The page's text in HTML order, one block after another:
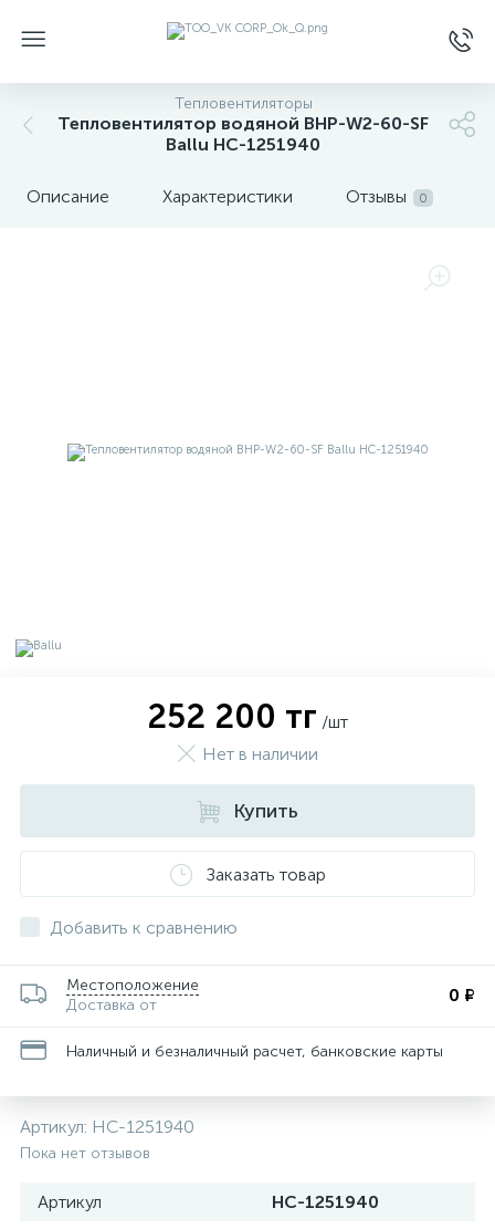
Тепловентиляторы
Тепловентилятор водяной BHP-W2-60-SF
Ballu НС-1251940
Описание Характеристики Отзывы 0
252 200 тг /шт
Нет в наличии
Купить
Заказать товар
Добавить к сравнению
Местоположение
Доставка от
0 ₽
Наличный и безналичный расчет, банковские карты
Артикул: НС-1251940
Пока нет отзывов
Артикул
НС-1251940